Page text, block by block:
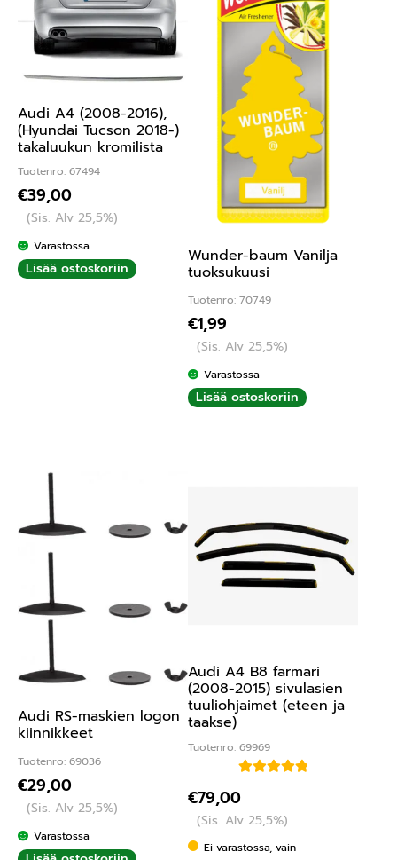
Audi A4 (2008-2016),
(Hyundai Tucson 2018-)
takaluukun kromilista
Tuotenro: 67494
€39,00
(Sis. Alv 25,5%)
Varastossa
Lisää ostoskoriin
Wunder-baum Vanilja
tuoksukuusi
Tuotenro: 70749
€1,99
(Sis. Alv 25,5%)
Varastossa
Lisää ostoskoriin
Audi RS-maskien logon
kiinnikkeet
Tuotenro: 69036
€29,00
(Sis. Alv 25,5%)
Varastossa
Audi A4 B8 farmari
(2008-2015) sivulasien
tuuliohjaimet (eteen ja
taakse)
Tuotenro: 69969
5.00/ 5
€79,00
(Sis. Alv 25,5%)
Ei varastossa, vain